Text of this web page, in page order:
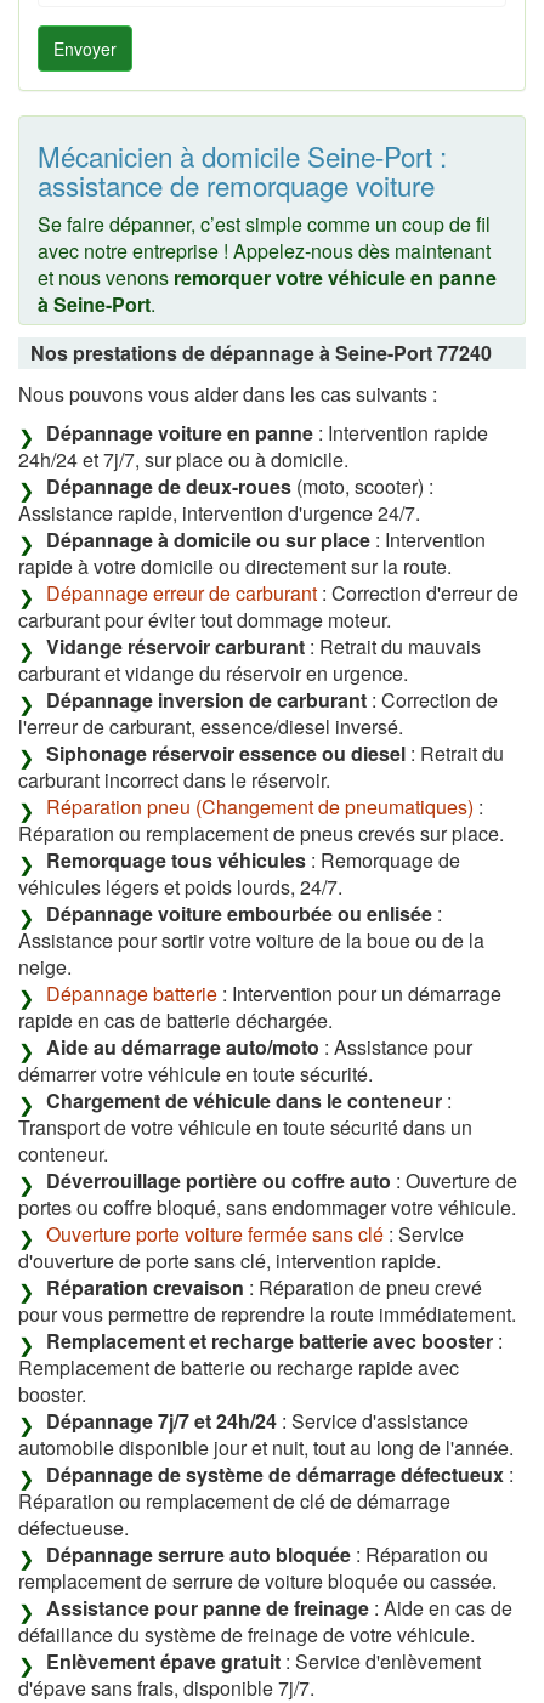
Envoyer
Mécanicien à domicile Seine-Port :
assistance de remorquage voiture
Se faire dépanner, c’est simple comme un coup de fil
avec notre entreprise ! Appelez-nous dès maintenant
et nous venons remorquer votre véhicule en panne
à Seine-Port.
Nos prestations de dépannage à Seine-Port 77240
Nous pouvons vous aider dans les cas suivants :
Dépannage voiture en panne : Intervention rapide
24h/24 et 7j/7, sur place ou à domicile.
Dépannage de deux-roues (moto, scooter) :
Assistance rapide, intervention d'urgence 24/7.
Dépannage à domicile ou sur place : Intervention
rapide à votre domicile ou directement sur la route.
Dépannage erreur de carburant : Correction d'erreur de
carburant pour éviter tout dommage moteur.
Vidange réservoir carburant : Retrait du mauvais
carburant et vidange du réservoir en urgence.
Dépannage inversion de carburant : Correction de
l'erreur de carburant, essence/diesel inversé.
Siphonage réservoir essence ou diesel : Retrait du
carburant incorrect dans le réservoir.
Réparation pneu (Changement de pneumatiques) :
Réparation ou remplacement de pneus crevés sur place.
Remorquage tous véhicules : Remorquage de
véhicules légers et poids lourds, 24/7.
Dépannage voiture embourbée ou enlisée :
Assistance pour sortir votre voiture de la boue ou de la
neige.
Dépannage batterie : Intervention pour un démarrage
rapide en cas de batterie déchargée.
Aide au démarrage auto/moto : Assistance pour
démarrer votre véhicule en toute sécurité.
Chargement de véhicule dans le conteneur :
Transport de votre véhicule en toute sécurité dans un
conteneur.
Déverrouillage portière ou coffre auto : Ouverture de
portes ou coffre bloqué, sans endommager votre véhicule.
Ouverture porte voiture fermée sans clé : Service
d'ouverture de porte sans clé, intervention rapide.
Réparation crevaison : Réparation de pneu crevé
pour vous permettre de reprendre la route immédiatement.
Remplacement et recharge batterie avec booster :
Remplacement de batterie ou recharge rapide avec
booster.
Dépannage 7j/7 et 24h/24 : Service d'assistance
automobile disponible jour et nuit, tout au long de l'année.
Dépannage de système de démarrage défectueux :
Réparation ou remplacement de clé de démarrage
défectueuse.
Dépannage serrure auto bloquée : Réparation ou
remplacement de serrure de voiture bloquée ou cassée.
Assistance pour panne de freinage : Aide en cas de
défaillance du système de freinage de votre véhicule.
Enlèvement épave gratuit : Service d'enlèvement
d'épave sans frais, disponible 7j/7.